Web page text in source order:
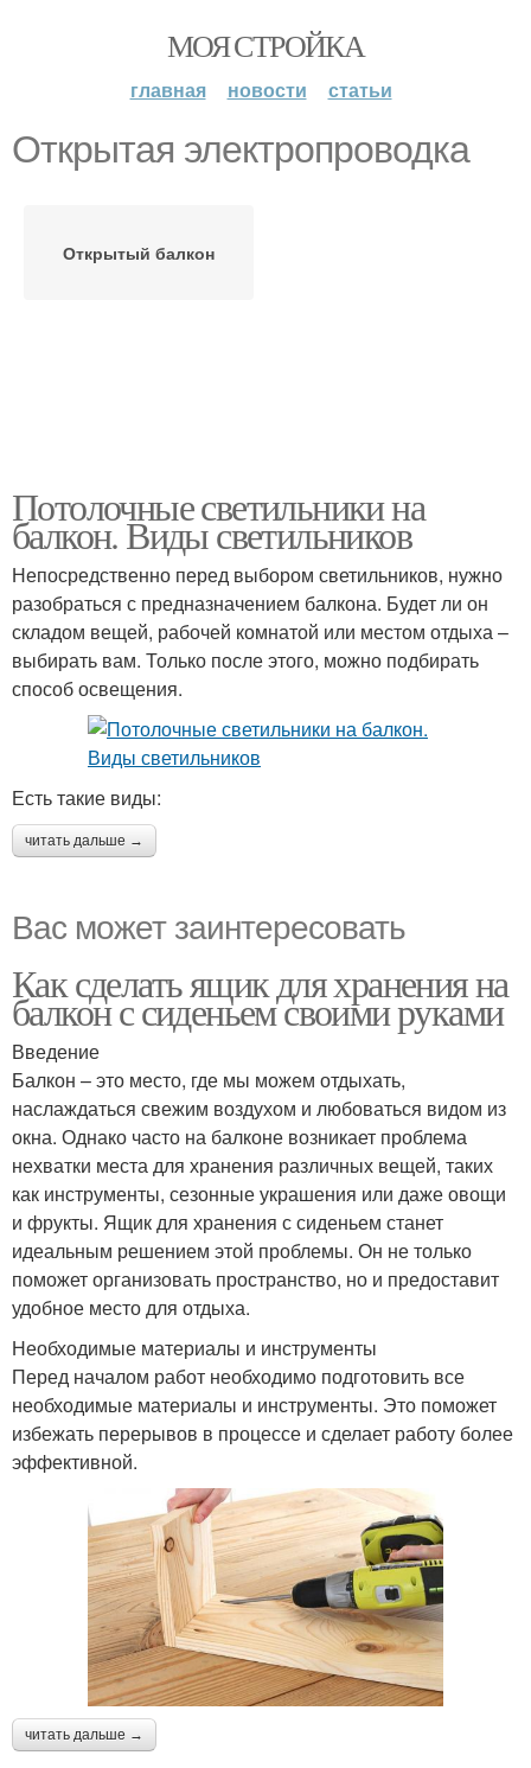
МОЯ СТРОЙКА
главная новости статьи
Открытая электропроводка
Открытый балкон
Потолочные светильники на
балкон. Виды светильников
Непосредственно перед выбором светильников, нужно
разобраться с предназначением балкона. Будет ли он
складом вещей, рабочей комнатой или местом отдыха –
выбирать вам. Только после этого, можно подбирать
способ освещения.
Есть такие виды:
читать дальше →
Вас может заинтересовать
Как сделать ящик для хранения на
балкон с сиденьем своими руками
Введение
Балкон – это место, где мы можем отдыхать,
наслаждаться свежим воздухом и любоваться видом из
окна. Однако часто на балконе возникает проблема
нехватки места для хранения различных вещей, таких
как инструменты, сезонные украшения или даже овощи
и фрукты. Ящик для хранения с сиденьем станет
идеальным решением этой проблемы. Он не только
поможет организовать пространство, но и предоставит
удобное место для отдыха.
Необходимые материалы и инструменты
Перед началом работ необходимо подготовить все
необходимые материалы и инструменты. Это поможет
избежать перерывов в процессе и сделает работу более
эффективной.
читать дальше →